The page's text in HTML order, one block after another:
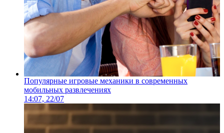
Популярные игровые механики в современных
мобильных развлечениях
14:07, 22/07